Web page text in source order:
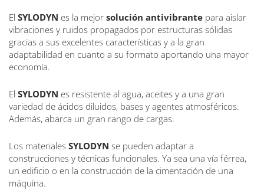
El SYLODYN es la mejor solución antivibrante para aislar
vibraciones y ruidos propagados por estructuras sólidas
gracias a sus excelentes características y a la gran
adaptabilidad en cuanto a su formato aportando una mayor
economía.
El SYLODYN es resistente al agua, aceites y a una gran
variedad de ácidos diluidos, bases y agentes atmosféricos.
Además, abarca un gran rango de cargas.
Los materiales SYLODYN se pueden adaptar a
construcciones y técnicas funcionales. Ya sea una vía férrea,
un edificio o en la construcción de la cimentación de una
máquina.